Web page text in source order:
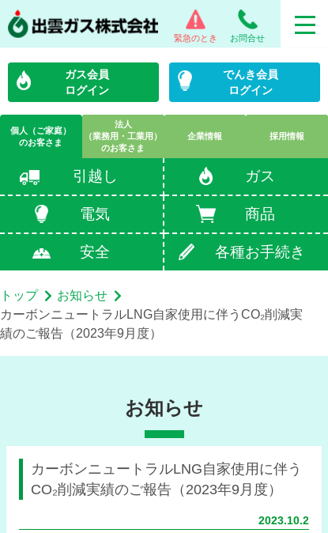
緊急のとき お問合せ
ガス会員
ログイン
でんき会員
ログイン
個人（ご家庭）
のお客さま
法人
（業務用・工業用）
のお客さま
企業情報 採用情報
引越し ガス
電気 商品
安全 各種お手続き
トップ
お知らせ
カーボンニュートラルLNG自家使用に伴うCO₂削減実
績のご報告（2023年9月度）
お知らせ
カーボンニュートラルLNG自家使用に伴う
CO₂削減実績のご報告（2023年9月度）
2023.10.2